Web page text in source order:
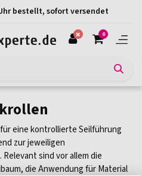
bestellt, sofort versendet
0
eine kontrollierte Seilführung
zur jeweiligen
sind vor allem die
die Anwendung für Material